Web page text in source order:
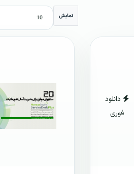
نمایش
دانلود
فوری